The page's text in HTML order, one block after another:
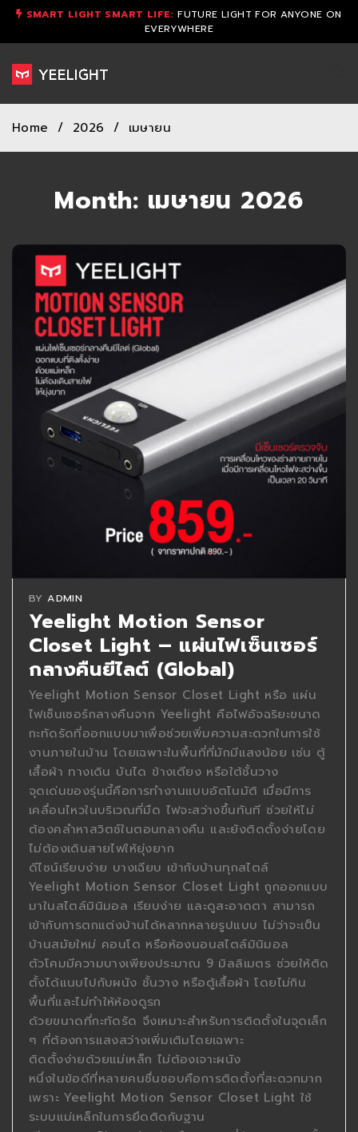
SMART LIGHT SMART LIFE: FUTURE LIGHT FOR ANYONE ON
EVERYWHERE
Month: เมษายน 2026
Home / 2026 / เมษายน
BY ADMIN
Yeelight Motion Sensor
Closet Light – แผ่นไฟเซ็นเซอร์
กลางคืนยีไลต์ (Global)
Yeelight Motion Sensor Closet Light หรือ แผ่น
ไฟเซ็นเซอร์กลางคืนจาก Yeelight คือไฟอัจฉริยะขนาด
กะทัดรัดที่ออกแบบมาเพื่อช่วยเพิ่มความสะดวกในการใช้
งานภายในบ้าน โดยเฉพาะในพื้นที่ที่มักมีแสงน้อย เช่น ตู้
เสื้อผ้า ทางเดิน บันได ข้างเตียง หรือใต้ชั้นวาง
จุดเด่นของรุ่นนี้คือการทำงานแบบอัตโนมัติ เมื่อมีการ
เคลื่อนไหวในบริเวณที่มืด ไฟจะสว่างขึ้นทันที ช่วยให้ไม่
ต้องคลำหาสวิตช์ในตอนกลางคืน และยังติดตั้งง่ายโดย
ไม่ต้องเดินสายไฟให้ยุ่งยาก
ดีไซน์เรียบง่าย บางเฉียบ เข้ากับบ้านทุกสไตล์
Yeelight Motion Sensor Closet Light ถูกออกแบบ
มาในสไตล์มินิมอล เรียบง่าย และดูสะอาดตา สามารถ
เข้ากับการตกแต่งบ้านได้หลากหลายรูปแบบ ไม่ว่าจะเป็น
บ้านสมัยใหม่ คอนโด หรือห้องนอนสไตล์มินิมอล
ตัวโคมมีความบางเพียงประมาณ 9 มิลลิเมตร ช่วยให้ติด
ตั้งได้แนบไปกับผนัง ชั้นวาง หรือตู้เสื้อผ้า โดยไม่กิน
พื้นที่และไม่ทำให้ห้องดูรก
ด้วยขนาดที่กะทัดรัด จึงเหมาะสำหรับการติดตั้งในจุดเล็ก
ๆ ที่ต้องการแสงสว่างเพิ่มเติมโดยเฉพาะ
ติดตั้งง่ายด้วยแม่เหล็ก ไม่ต้องเจาะผนัง
หนึ่งในข้อดีที่หลายคนชื่นชอบคือการติดตั้งที่สะดวกมาก
เพราะ Yeelight Motion Sensor Closet Light ใช้
ระบบแม่เหล็กในการยึดติดกับฐาน